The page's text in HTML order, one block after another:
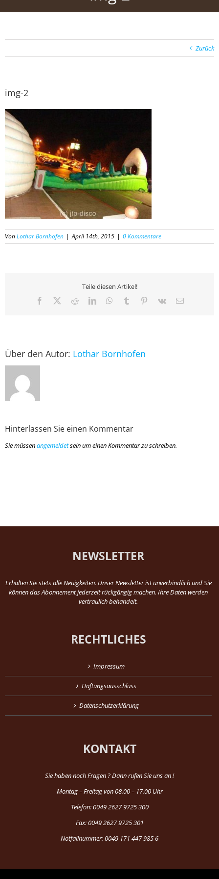
Zurück
img-2
VonLothar Bornhofen | April 14th, 2015 | 0 Kommentare
Teile diesen Artikel!
Facebook RedditLinkedInWhatsApp
Tumblr Pinterest
Vk
E-
Über den Autor: Lothar Bornhofen
Hinterlassen Sie einen Kommentar
Sie müssenangemeldetsein um einen Kommentar zu schreiben.
NEWSLETTER
Erhalten Sie stets alle Neuigkeiten. Unser Newsletter ist unverbindlich und Sie
können das Abonnement jederzeit rückgängig machen. Ihre Daten werden
vertraulich behandelt.
RECHTLICHES
Impressum
Haftungsausschluss
Datenschutzerklärung
KONTAKT
Sie haben noch Fragen ? Dann rufen Sie uns an !
Montag – Freitag von 08.00 – 17.00 Uhr
Telefon: 0049 2627 9725 300
Fax: 0049 2627 9725 301
Notfallnummer: 0049 171 447 985 6